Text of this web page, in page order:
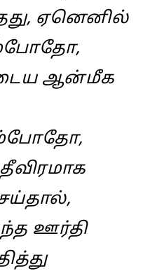
ஏனெனில்
ஆன்மீக
ஊர்தி